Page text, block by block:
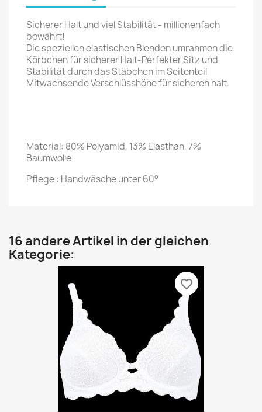
Sicherer Halt und viel Stabilität - millionenfach
bewährt!
Die speziellen elastischen Blenden umrahmen die
Körbchen für sicherer Halt-Perfekter Sitz und
Stabilität durch das Stäbchen im Seitenteil
Mitwachsende Verschlüsshöhe für sicheren halt.
Material: 80% Polyamid, 13% Elasthan, 7%
Baumwolle
Pflege : Handwäsche unter 60°
16 andere Artikel in der gleichen
Kategorie:
favorite_border